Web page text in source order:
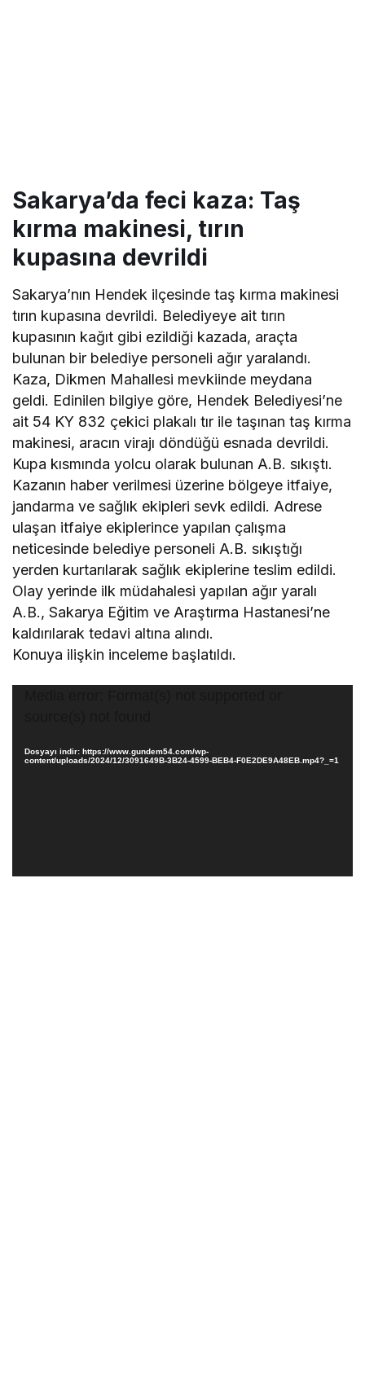
Sakarya’da feci kaza: Taş
kırma makinesi, tırın
kupasına devrildi
Sakarya’nın Hendek ilçesinde taş kırma makinesi
tırın kupasına devrildi. Belediyeye ait tırın
kupasının kağıt gibi ezildiği kazada, araçta
bulunan bir belediye personeli ağır yaralandı.
Kaza, Dikmen Mahallesi mevkiinde meydana
geldi. Edinilen bilgiye göre, Hendek Belediyesi’ne
ait 54 KY 832 çekici plakalı tır ile taşınan taş kırma
makinesi, aracın virajı döndüğü esnada devrildi.
Kupa kısmında yolcu olarak bulunan A.B. sıkıştı.
Kazanın haber verilmesi üzerine bölgeye itfaiye,
jandarma ve sağlık ekipleri sevk edildi. Adrese
ulaşan itfaiye ekiplerince yapılan çalışma
neticesinde belediye personeli A.B. sıkıştığı
yerden kurtarılarak sağlık ekiplerine teslim edildi.
Olay yerinde ilk müdahalesi yapılan ağır yaralı
A.B., Sakarya Eğitim ve Araştırma Hastanesi’ne
kaldırılarak tedavi altına alındı.
Konuya ilişkin inceleme başlatıldı.
Dosyayı indir: https://www.gundem54.com/wp-
content/uploads/2024/12/3091649B-3B24-4599-BEB4-F0E2DE9A48EB.mp4?_=1